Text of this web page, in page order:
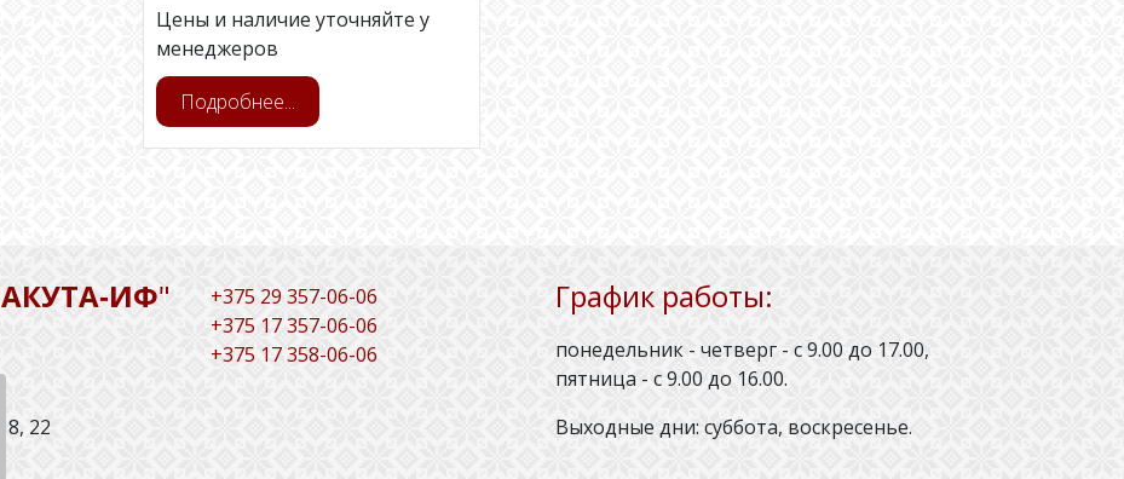
Цены и наличие уточняйте у
менеджеров
Подробнее...
АКУТА‑ИФ"
8, 22
+375 29 357-06-06
+375 17 357-06-06
+375 17 358-06-06
График работы:
понедельник - четверг - с 9.00 до 17.00,
пятница - с 9.00 до 16.00.
Выходные дни: суббота, воскресенье.